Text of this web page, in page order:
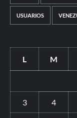
USUARIOS
L M
3 4